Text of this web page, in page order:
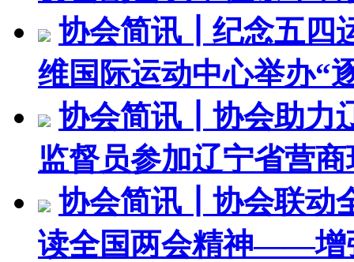
协会简讯┃纪念五四
维国际运动中心举办“
协会简讯┃协会助力
监督员参加辽宁省营
协会简讯┃协会联动
读全国两会精神——增